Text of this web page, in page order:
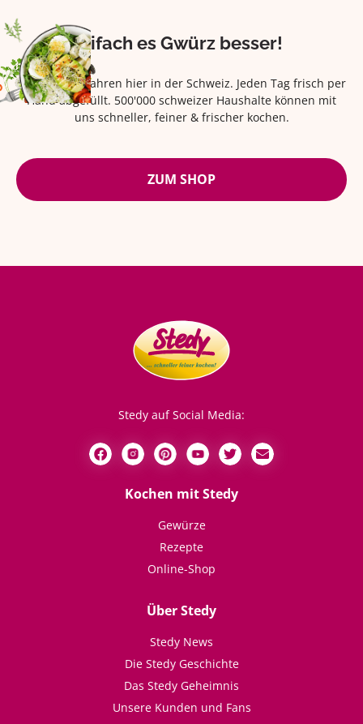
Eifach es Gwürz besser!
Seit über 42 Jahren hier in der Schweiz. Jeden Tag frisch per
Hand abgefüllt. 500'000 schweizer Haushalte können mit
uns schneller, feiner & frischer kochen.
ZUM SHOP
Stedy auf Social Media:
Kochen mit Stedy
Gewürze
Rezepte
Online-Shop
Über Stedy
Stedy News
Die Stedy Geschichte
Das Stedy Geheimnis
Unsere Kunden und Fans